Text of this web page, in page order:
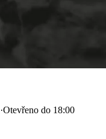
·Otevřeno do 18:00